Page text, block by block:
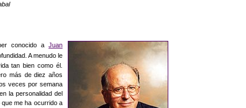
conocido a Juan
A menudo le
tan bien como él.
más de diez años
veces por semana
la personalidad del
me ha ocurrido a